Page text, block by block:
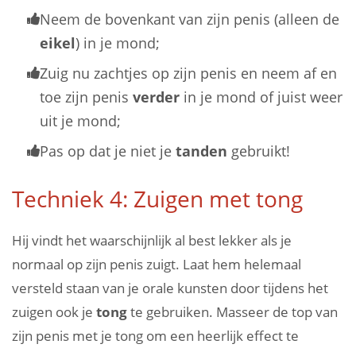
Neem de bovenkant van zijn penis (alleen de
eikel) in je mond;
Zuig nu zachtjes op zijn penis en neem af en
toe zijn penis verder in je mond of juist weer
uit je mond;
Pas op dat je niet je tanden gebruikt!
Techniek 4: Zuigen met tong
Hij vindt het waarschijnlijk al best lekker als je
normaal op zijn penis zuigt. Laat hem helemaal
versteld staan van je orale kunsten door tijdens het
zuigen ook je tongte gebruiken. Masseer de top van
zijn penis met je tong om een heerlijk effect te